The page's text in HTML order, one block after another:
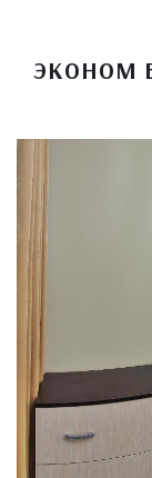
ЭКОНОМ